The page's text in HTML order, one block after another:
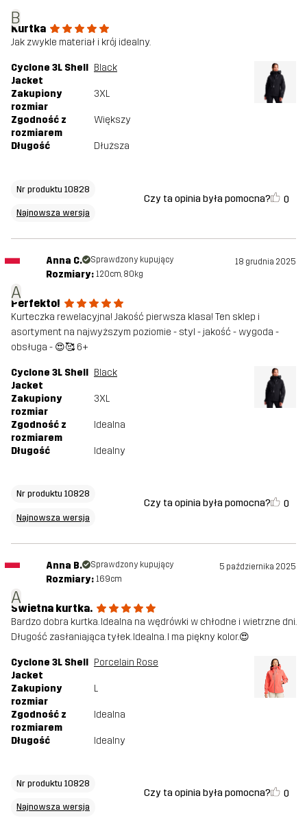
B
Kurtka
Jak zwykle materiał i krój idealny.
Cyclone 3L Shell
Jacket
Black
Zakupiony
rozmiar
3XL
Zgodność z
rozmiarem
Większy
Długość Dłuższa
Nr produktu 10828
Najnowsza wersja
Czy ta opinia była pomocna? 0
A
Anna C. Sprawdzony kupujący 18 grudnia 2025
Rozmiary: 120cm, 80kg
Perfekto!
Kurteczka rewelacyjna! Jakość pierwsza klasa! Ten sklep i
asortyment na najwyższym poziomie - styl - jakość - wygoda -
obsługa - 😍🥰 6+
Cyclone 3L Shell
Jacket
Black
Zakupiony
rozmiar
3XL
Zgodność z
rozmiarem
Idealna
Długość Idealny
Nr produktu 10828
Najnowsza wersja
Czy ta opinia była pomocna? 0
A
Anna B. Sprawdzony kupujący 5 października 2025
Rozmiary: 169cm
Świetna kurtka.
Bardzo dobra kurtka. Idealna na wędrówki w chłodne i wietrzne dni.
Długość zasłaniająca tyłek. Idealna. I ma piękny kolor.😍
Cyclone 3L Shell
Jacket
Porcelain Rose
Zakupiony
rozmiar
L
Zgodność z
rozmiarem
Idealna
Długość Idealny
Nr produktu 10828
Najnowsza wersja
Czy ta opinia była pomocna? 0